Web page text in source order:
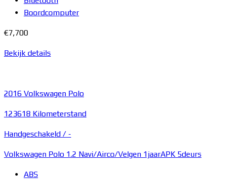
Boordcomputer
€7,700
Bekijk details
2016 Volkswagen Polo
123618 Kilometerstand
Handgeschakeld / -
Volkswagen Polo 1.2 Navi/Airco/Velgen 1jaarAPK 5deurs
ABS